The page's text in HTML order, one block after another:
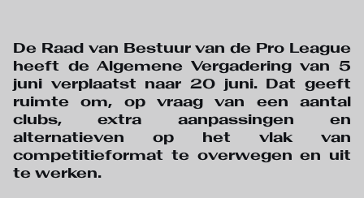
De Raad van Bestuur van de Pro League
heeft de Algemene Vergadering van 5
juni verplaatst naar 20 juni. Dat geeft
ruimte om, op vraag van een aantal
clubs, extra aanpassingen en
alternatieven op het vlak van
competitieformat te overwegen en uit
te werken.